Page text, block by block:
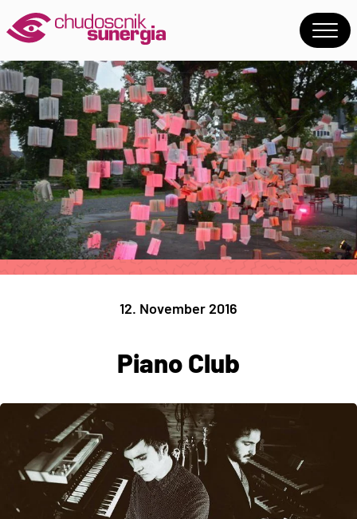
12. November 2016
Piano Club